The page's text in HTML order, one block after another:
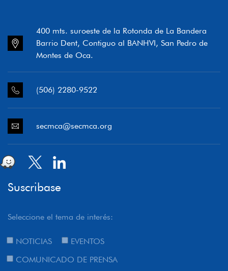
400 mts. suroeste de la Rotonda de La Bandera
Barrio Dent, Contiguo al BANHVI, San Pedro de
Montes de Oca.
(506) 2280-9522
secmca@secmca.org
Suscribase
Seleccione el tema de interés:
NOTICIAS
EVENTOS
COMUNICADO DE PRENSA